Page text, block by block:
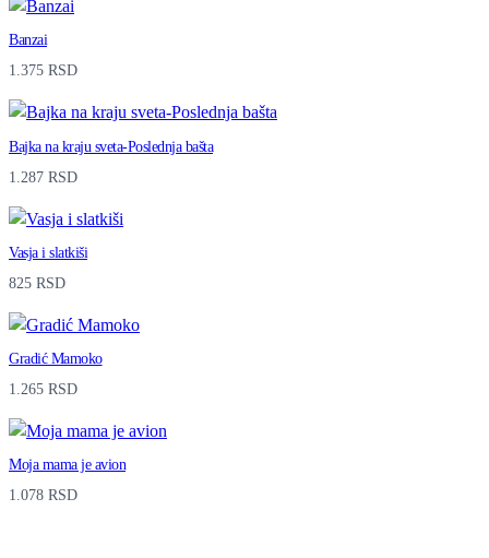
R
G
E
R
I
E
q
a
n
Banzai
1.375 RSD
Bajka na kraju sveta-Poslednja bašta
1.287 RSD
Vasja i slatkiši
825 RSD
Gradić Mamoko
1.265 RSD
Moja mama je avion
1.078 RSD